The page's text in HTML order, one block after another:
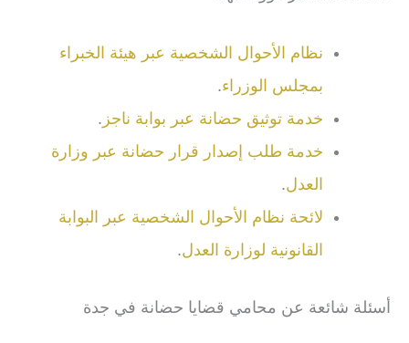
نظام الأحوال الشخصية عبر هيئة الخبراء
بمجلس الوزراء.
خدمة توثيق حضانة عبر بوابة ناجز .
خدمة طلب إصدار قرار حضانة عبر وزارة
العدل.
لائحة نظام الأحوال الشخصية عبر البوابة
القانونية لوزارة العدل.
أسئلة شائعة عن محامي قضايا حضانة في جدة